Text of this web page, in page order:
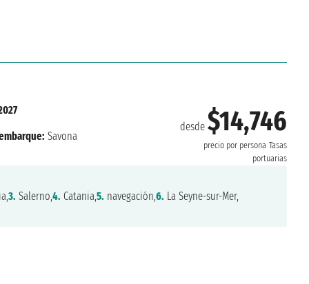
desde $14,746
precio por persona Tasas
portuarias
Savona
3. Salerno,4. Catania,5. navegación,6. La Seyne-sur-Mer,